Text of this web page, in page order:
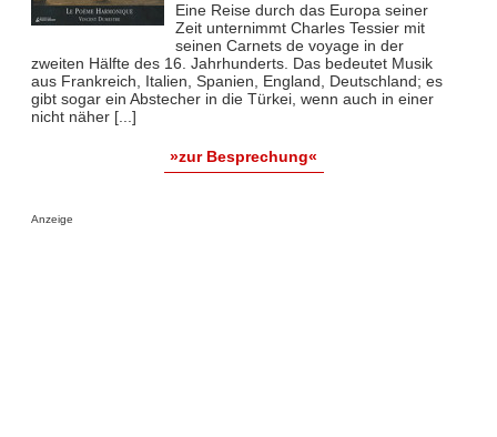
Eine Reise durch das Europa seiner
Zeit unternimmt Charles Tessier mit
seinen Carnets de voyage in der
zweiten Hälfte des 16. Jahrhunderts. Das bedeutet Musik
aus Frankreich, Italien, Spanien, England, Deutschland; es
gibt sogar ein Abstecher in die Türkei, wenn auch in einer
nicht näher [...]
»zur Besprechung«
Anzeige